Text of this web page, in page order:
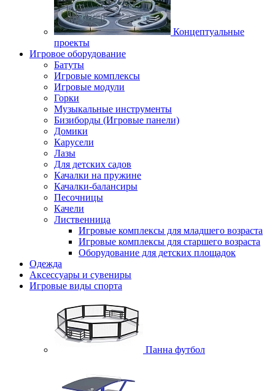
Концептуальные
проекты
Игровое оборудование
Батуты
Игровые комплексы
Игровые модули
Горки
Музыкальные инструменты
Бизиборды (Игровые панели)
Домики
Карусели
Лазы
Для детских садов
Качалки на пружине
Качалки-балансиры
Песочницы
Качели
Лиственница
Игровые комплексы для младшего возраста
Игровые комплексы для старшего возраста
Оборудование для детских площадок
Одежда
Аксессуары и сувениры
Игровые виды спорта
Панна футбол